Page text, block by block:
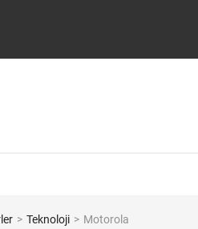
> Teknoloji > Motorola